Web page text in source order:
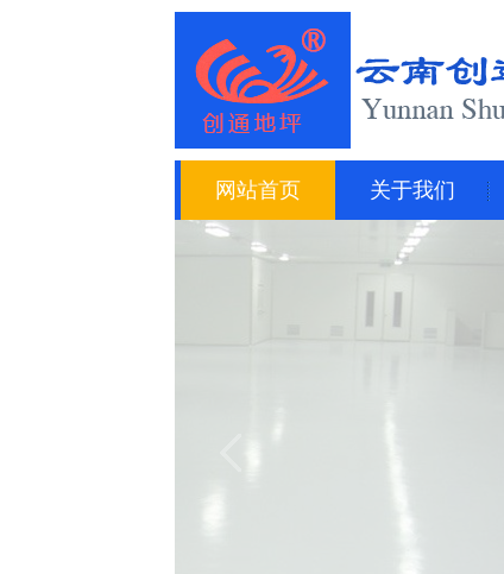
网站首页 关于我们